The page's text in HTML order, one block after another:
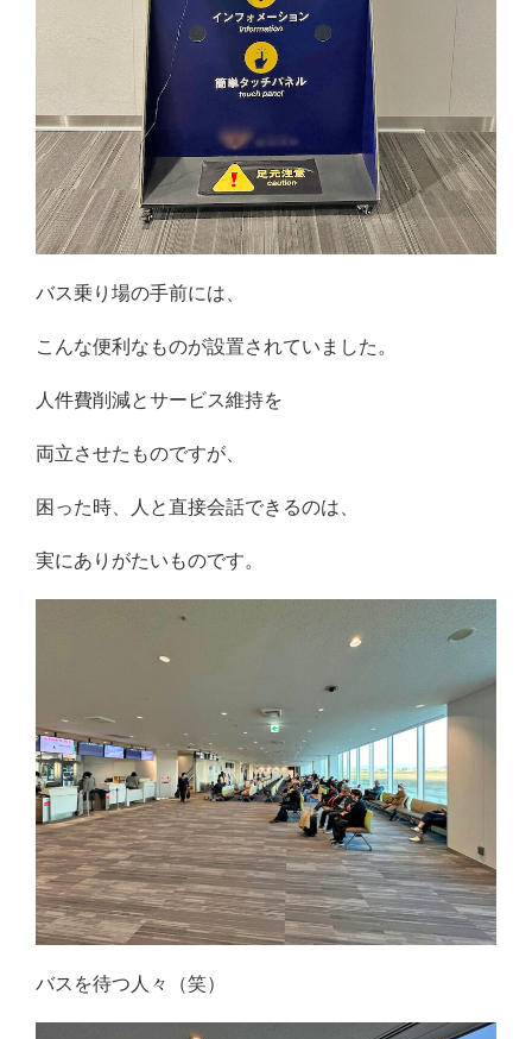
バス乗り場の手前には、
こんな便利なものが設置されていました。
人件費削減とサービス維持を
両立させたものですが、
困った時、人と直接会話できるのは、
実にありがたいものです。
バスを待つ人々（笑）